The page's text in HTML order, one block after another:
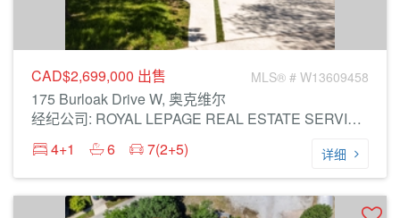
CAD$2,699,000 出售 MLS® # W13609458
175 Burloak Drive W, 奥克维尔
经纪公司: ROYAL LEPAGE REAL ESTATE SERVICES LTD.
4+1
6 7(2+5) 详细